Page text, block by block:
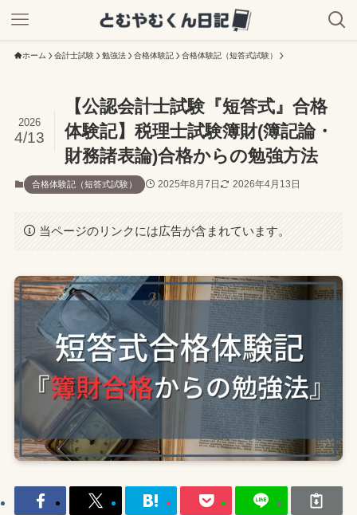
ホーム 会計士試験 勉強法 合格体験記 合格体験記（短答式試験）
【公認会計士試験『短答式』合格
体験記】税理士試験簿財(簿記論・
財務諸表論)合格からの勉強方法
2026
4/13
合格体験記（短答式試験） 2025年8月7日 2026年4月13日
当ページのリンクには広告が含まれています。